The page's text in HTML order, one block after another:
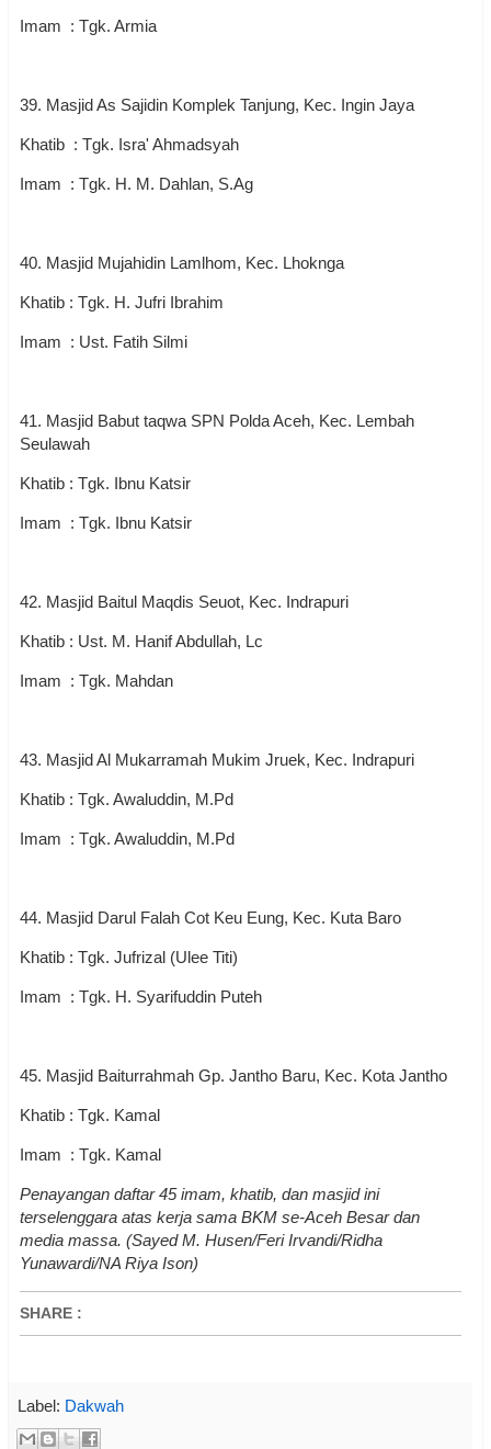
Imam : Tgk. Armia
39. Masjid As Sajidin Komplek Tanjung, Kec. Ingin Jaya
Khatib : Tgk. Isra' Ahmadsyah
Imam : Tgk. H. M. Dahlan, S.Ag
40. Masjid Mujahidin Lamlhom, Kec. Lhoknga
Khatib : Tgk. H. Jufri Ibrahim
Imam : Ust. Fatih Silmi
41. Masjid Babut taqwa SPN Polda Aceh, Kec. Lembah
Seulawah
Khatib : Tgk. Ibnu Katsir
Imam : Tgk. Ibnu Katsir
42. Masjid Baitul Maqdis Seuot, Kec. Indrapuri
Khatib : Ust. M. Hanif Abdullah, Lc
Imam : Tgk. Mahdan
43. Masjid Al Mukarramah Mukim Jruek, Kec. Indrapuri
Khatib : Tgk. Awaluddin, M.Pd
Imam : Tgk. Awaluddin, M.Pd
44. Masjid Darul Falah Cot Keu Eung, Kec. Kuta Baro
Khatib : Tgk. Jufrizal (Ulee Titi)
Imam : Tgk. H. Syarifuddin Puteh
45. Masjid Baiturrahmah Gp. Jantho Baru, Kec. Kota Jantho
Khatib : Tgk. Kamal
Imam : Tgk. Kamal
Penayangan daftar 45 imam, khatib, dan masjid ini
terselenggara atas kerja sama BKM se-Aceh Besar dan
media massa. (Sayed M. Husen/Feri Irvandi/Ridha
Yunawardi/NA Riya Ison)
SHARE :
Label: Dakwah